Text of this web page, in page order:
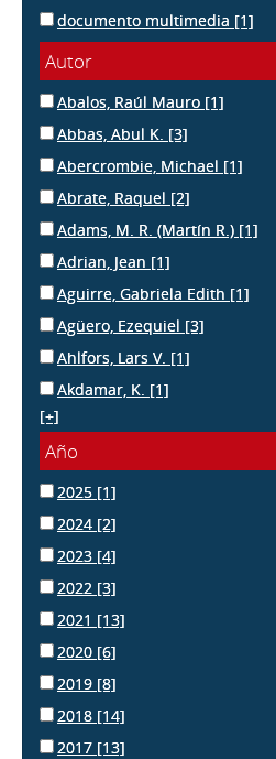
documento multimedia [1]
Autor
Abalos, Raúl Mauro [1]
Abbas, Abul K. [3]
Abercrombie, Michael [1]
Abrate, Raquel [2]
Adams, M. R. (Martín R.) [1]
Adrian, Jean [1]
Aguirre, Gabriela Edith [1]
Agüero, Ezequiel [3]
Ahlfors, Lars V. [1]
Akdamar, K. [1]
[+]
Año
2025 [1]
2024 [2]
2023 [4]
2022 [3]
2021 [13]
2020 [6]
2019 [8]
2018 [14]
2017 [13]